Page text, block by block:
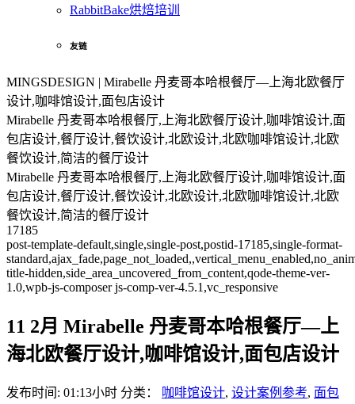
RabbitBake烘焙培训
友链
MINGSDESIGN | Mirabelle 丹麦哥本哈根餐厅—上海北欧餐厅
设计,咖啡馆设计,面包店设计
Mirabelle 丹麦哥本哈根餐厅,上海北欧餐厅设计,咖啡馆设计,面
包店设计,餐厅设计,餐饮设计,北欧设计,北欧咖啡馆设计,北欧
餐饮设计,简洁的餐厅设计
Mirabelle 丹麦哥本哈根餐厅,上海北欧餐厅设计,咖啡馆设计,面
包店设计,餐厅设计,餐饮设计,北欧设计,北欧咖啡馆设计,北欧
餐饮设计,简洁的餐厅设计
17185
post-template-default,single,single-post,postid-17185,single-format-
title-hidden,side_area_uncovered_from_content,qode-theme-ver-
1.0,wpb-js-composer js-comp-ver-4.5.1,vc_responsive
11 2月 Mirabelle 丹麦哥本哈根餐厅—上
海北欧餐厅设计,咖啡馆设计,面包店设计
发布时间: 01:13小时 分类： 咖啡馆设计, 设计案例参考, 面包